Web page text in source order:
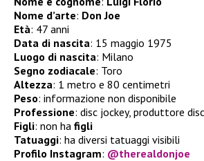
Nome d’arte: Don Joe
Età: 47 anni
Data di nascita: 15 maggio 1975
Luogo di nascita: Milano
Segno zodiacale: Toro
Altezza: 1 metro e 80 centimetri
Peso: informazione non disponibile
Professione: disc jockey, produttore
Figli: non ha figli
Tatuaggi: ha diversi tatuaggi visibili
Profilo Instagram: @therealdonjoe